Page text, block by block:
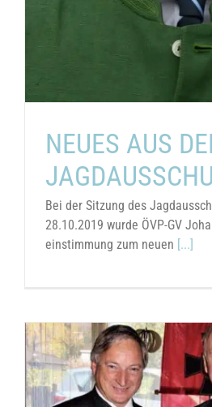
NEUES AUS
Bei der Sitzung des
28.10.2019 wurde ÖVP-GV
einstimmung zum neuen [...]